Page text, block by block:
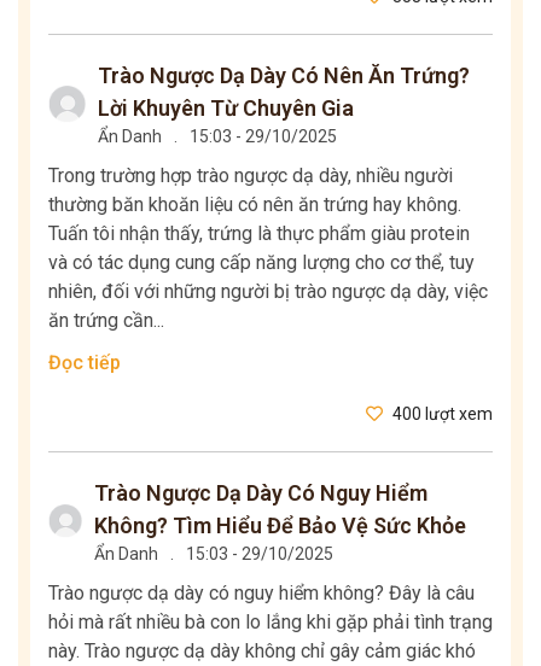
Trào Ngược Dạ Dày Có Nên Ăn Trứng?
Lời Khuyên Từ Chuyên Gia
Ẩn Danh 15:03 - 29/10/2025
Trong trường hợp trào ngược dạ dày, nhiều người
thường băn khoăn liệu có nên ăn trứng hay không.
Tuấn tôi nhận thấy, trứng là thực phẩm giàu protein
và có tác dụng cung cấp năng lượng cho cơ thể, tuy
nhiên, đối với những người bị trào ngược dạ dày, việc
ăn trứng cần...
Đọc tiếp
400 lượt xem
Trào Ngược Dạ Dày Có Nguy Hiểm
Không? Tìm Hiểu Để Bảo Vệ Sức Khỏe
Ẩn Danh 15:03 - 29/10/2025
Trào ngược dạ dày có nguy hiểm không? Đây là câu
hỏi mà rất nhiều bà con lo lắng khi gặp phải tình trạng
này. Trào ngược dạ dày không chỉ gây cảm giác khó